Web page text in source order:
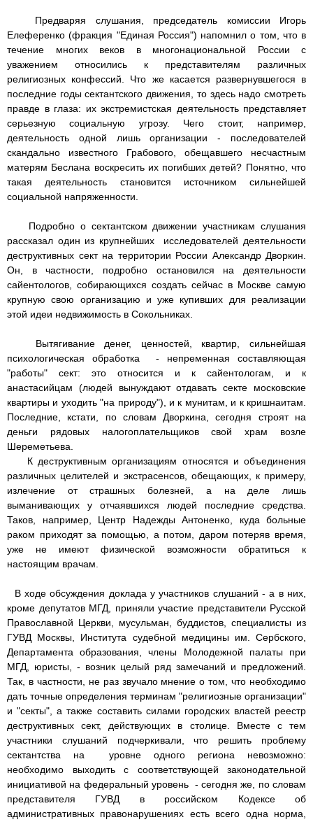
Предваряя слушания, председатель комиссии Игорь
Елеференко (фракция "Единая Россия") напомнил о том, что в
течение многих веков в многонациональной России с
уважением относились к представителям различных
религиозных конфессий. Что же касается развернувшегося в
последние годы сектантского движения, то здесь надо смотреть
правде в глаза: их экстремистская деятельность представляет
серьезную социальную угрозу. Чего стоит, например,
деятельность одной лишь организации - последователей
скандально известного Грабового, обещавшего несчастным
матерям Беслана воскресить их погибших детей? Понятно, что
такая деятельность становится источником сильнейшей
социальной напряженности.
Подробно о сектантском движении участникам слушания
рассказал один из крупнейших исследователей деятельности
деструктивных сект на территории России Александр Дворкин.
Он, в частности, подробно остановился на деятельности
сайентологов, собирающихся создать сейчас в Москве самую
крупную свою организацию и уже купивших для реализации
этой идеи недвижимость в Сокольниках.
Вытягивание денег, ценностей, квартир, сильнейшая
психологическая обработка - непременная составляющая
"работы" сект: это относится и к сайентологам, и к
анастасийцам (людей вынуждают отдавать секте московские
квартиры и уходить "на природу"), и к мунитам, и к кришнаитам.
Последние, кстати, по словам Дворкина, сегодня строят на
деньги рядовых налогоплательщиков свой храм возле
Шереметьева.
К деструктивным организациям относятся и объединения
различных целителей и экстрасенсов, обещающих, к примеру,
излечение от страшных болезней, а на деле лишь
выманивающих у отчаявшихся людей последние средства.
Таков, например, Центр Надежды Антоненко, куда больные
раком приходят за помощью, а потом, даром потеряв время,
уже не имеют физической возможности обратиться к
настоящим врачам.
В ходе обсуждения доклада у участников слушаний - а в них,
кроме депутатов МГД, приняли участие представители Русской
Православной Церкви, мусульман, буддистов, специалисты из
ГУВД Москвы, Института судебной медицины им. Сербского,
Департамента образования, члены Молодежной палаты при
МГД, юристы, - возник целый ряд замечаний и предложений.
Так, в частности, не раз звучало мнение о том, что необходимо
дать точные определения терминам "религиозные организации"
и "cекты", а также составить силами городских властей реестр
деструктивных сект, действующих в столице. Вместе с тем
участники слушаний подчеркивали, что решить проблему
сектантства на уровне одного региона невозможно:
необходимо выходить с соответствующей законодательной
инициативой на федеральный уровень - сегодня же, по словам
представителя ГУВД в российском Кодексе об
административных правонарушениях есть всего одна норма,